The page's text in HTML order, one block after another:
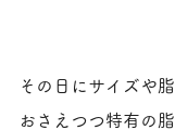
その日にサイズや
おさえつつ特有の